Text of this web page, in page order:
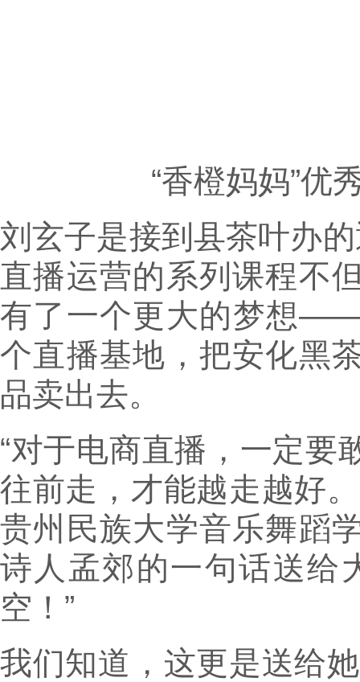
“香橙妈妈”优
刘玄子是接到县茶叶办
直播运营的系列课程不
有了一个更大的梦想
个直播基地，把安化黑
品卖出去。
“对于电商直播，一定要
往前走，才能越走越好
贵州民族大学音乐舞蹈
诗人孟郊的一句话送给
空！”
我们知道，这更是送给